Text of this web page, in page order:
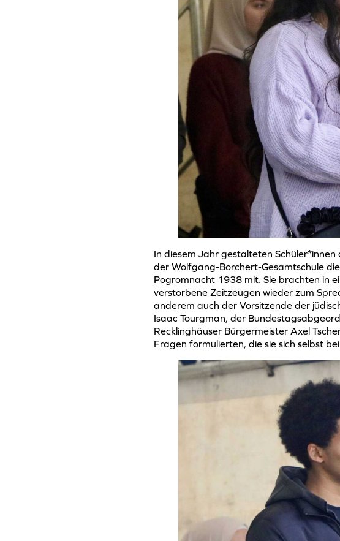
In diesem Jahr gestalteten
der Wolfgang-Borchert-Gesamtschule
Pogromnacht 1938 mit. Sie brachten in
verstorbene Zeitzeugen wieder zum
anderem auch der Vorsitzende der
Isaac Tourgman, der
Recklinghäuser Bürgermeister Axel
Fragen formulierten, die sie sich selbst